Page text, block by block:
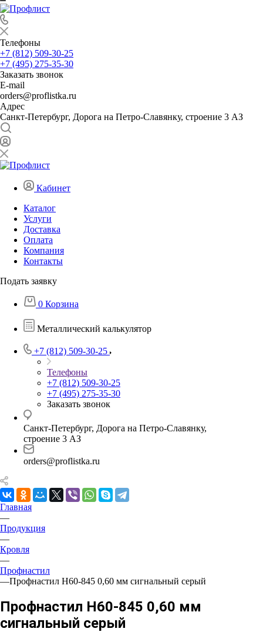
Телефоны
+7 (812) 509-30-25
+7 (495) 275-35-30
Заказать звонок
E-mail
orders@proflistka.ru
Адрес
Санкт-Петербург, Дорога на Петро-Славянку, строение 3 АЗ
Кабинет
Каталог
Услуги
Доставка
Оплата
Компания
Контакты
Подать заявку
0 Корзина
Металлический калькулятор
+7 (812) 509-30-25
Телефоны
+7 (812) 509-30-25
+7 (495) 275-35-30
Заказать звонок
Санкт-Петербург, Дорога на Петро-Славянку,
строение 3 АЗ
orders@proflistka.ru
Главная
—
Продукция
—
Кровля
—
Профнастил
—Профнастил Н60-845 0,60 мм сигнальный серый
Профнастил Н60-845 0,60 мм
сигнальный серый